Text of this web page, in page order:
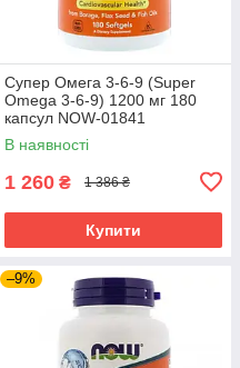
Супер Омега 3-6-9 (Super
Omega 3-6-9) 1200 мг 180
капсул NOW-01841
В наявності
1 260 ₴ 1 386 ₴
Купити
–9%